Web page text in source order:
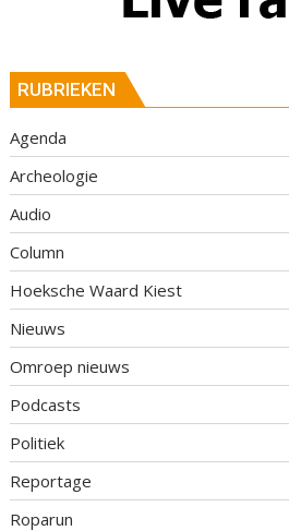
RUBRIEKEN
Agenda
Archeologie
Audio
Column
Hoeksche Waard Kiest
Nieuws
Omroep nieuws
Podcasts
Politiek
Reportage
Roparun